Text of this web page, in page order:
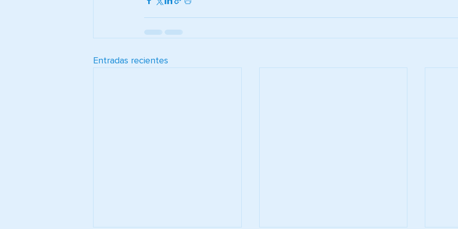
Entradas recientes